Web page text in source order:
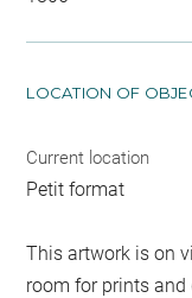
LOCATION OF
Current location
Petit format
This artwork is on
room for prints and